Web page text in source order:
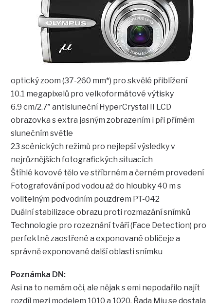
optický zoom (37-260 mm*) pro skvělé přiblížení
10.1 megapixelů pro velkoformátové výtisky
6.9 cm/2.7″ antisluneční HyperCrystal II LCD
obrazovka s extra jasným zobrazením i při přímém
slunečním světle
23 scénických režimů pro nejlepší výsledky v
nejrůznějších fotografických situacích
Štíhlé kovové tělo ve stříbrném a černém provedení
Fotografování pod vodou až do hloubky 40 m s
volitelným podvodním pouzdrem PT-042
Duální stabilizace obrazu proti rozmazání snímků
Technologie pro rozeznání tváří (Face Detection) pro
perfektně zaostřené a exponované obličeje a
správně exponované další oblasti snímku
Poznámka DN:
Asi na to nemám oči, ale nějak s emi nepodařilo najít
rozdíl mezi modelem 1010 a 1020. Řada Mju se dostala